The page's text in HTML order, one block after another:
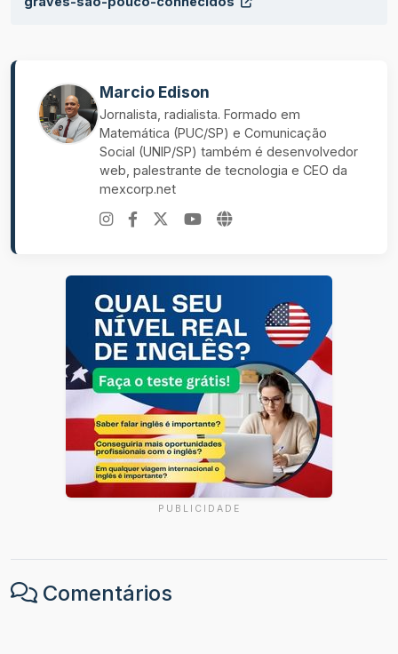
Marcio Edison
Jornalista, radialista. Formado em
Matemática (PUC/SP) e Comunicação
Social (UNIP/SP) também é desenvolvedor
web, palestrante de tecnologia e CEO da
mexcorp.net
PUBLICIDADE
Comentários